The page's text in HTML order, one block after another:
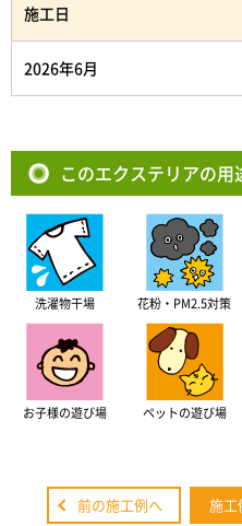
施工日
2026年6月
このエクステリアの用
洗濯物干場 花粉・PM2.5対策
お子様の遊び場 ペットの遊び場
前の施工例へ 施工